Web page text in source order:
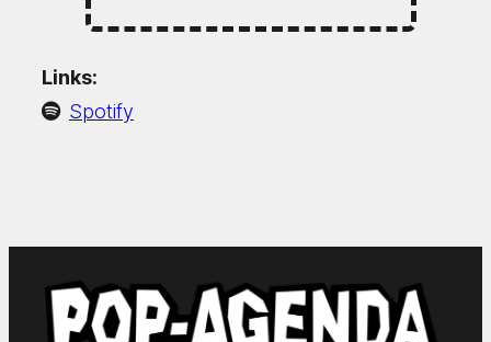
Links:
Spotify